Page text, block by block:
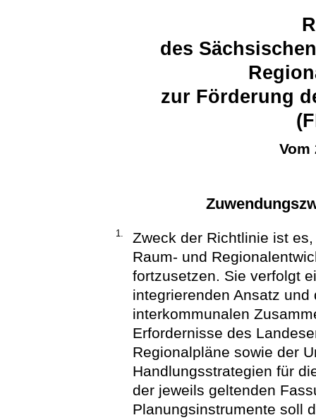
des
zur Förderung
Vom
1.
Zweck der Richtlinie ist
Raum- und
fortzusetzen. Sie verfolgt
integrierenden Ansatz
interkommunalen
Erfordernisse des
Regionalpläne sowie der
Handlungsstrategien für
der jeweils geltenden
Planungsinstrumente soll